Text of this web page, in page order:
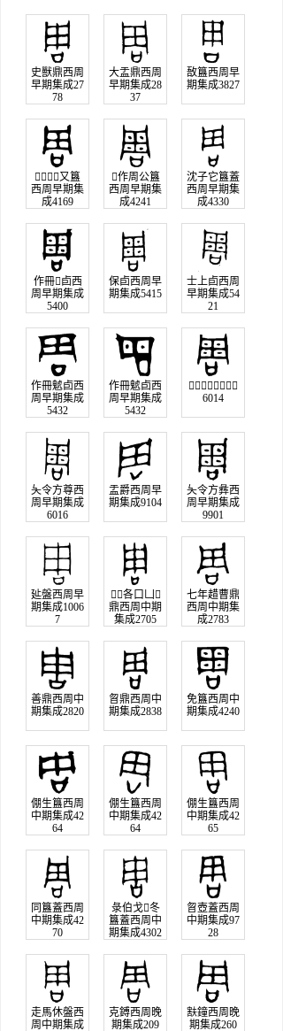
史獸鼎西周
早期集成27
78
大盂鼎西周
早期集成28
37
敔簋西周早
期集成3827
𩫖伯又簋
西周早期集
成4169
作周公簋
西周早期集
成4241
沈子它簋蓋
西周早期集
成4330
作冊𤳞卣西
周早期集成
5400
保卣西周早
期集成5415
士上卣西周
早期集成54
21
作冊䰧卣西
周早期集成
5432
作冊䰧卣西
周早期集成
5432
𣄰尊西周早期集成
6014
夨令方尊西
周早期集成
6016
盂爵西周早
期集成9104
夨令方彝西
周早期集成
9901
㢟盤西周早
期集成1006
7
各口凵
鼎西周中期
集成2705
七年趞曹鼎
西周中期集
成2783
善鼎西周中
期集成2820
曶鼎西周中
期集成2838
免簋西周中
期集成4240
倗生簋西周
中期集成42
64
倗生簋西周
中期集成42
64
倗生簋西周
中期集成42
65
同簋蓋西周
中期集成42
70
彔伯戈冬
簋蓋西周中
期集成4302
曶壺蓋西周
中期集成97
28
走馬休盤西
周中期集成
克鎛西周晚
期集成209
㝬鐘西周晚
期集成260